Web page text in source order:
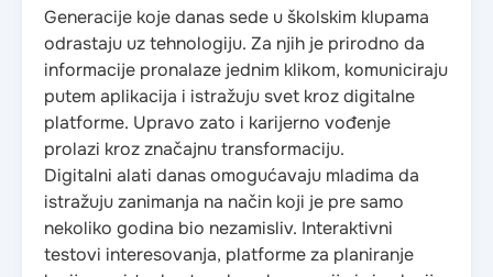
Generacije koje danas sede u školskim klupama
odrastaju uz tehnologiju. Za njih je prirodno da
informacije pronalaze jednim klikom, komuniciraju
putem aplikacija i istražuju svet kroz digitalne
platforme. Upravo zato i karijerno vođenje
prolazi kroz značajnu transformaciju.
Digitalni alati danas omogućavaju mladima da
istražuju zanimanja na način koji je pre samo
nekoliko godina bio nezamisliv. Interaktivni
testovi interesovanja, platforme za planiranje